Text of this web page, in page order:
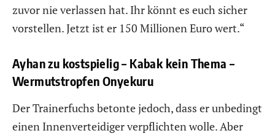
zuvor nie verlassen hat. Ihr könnt es euch sicher
vorstellen. Jetzt ist er 150 Millionen Euro wert.“
Ayhan zu kostspielig – Kabak kein Thema –
Wermutstropfen Onyekuru
Der Trainerfuchs betonte jedoch, dass er unbedingt
einen Innenverteidiger verpflichten wolle. Aber